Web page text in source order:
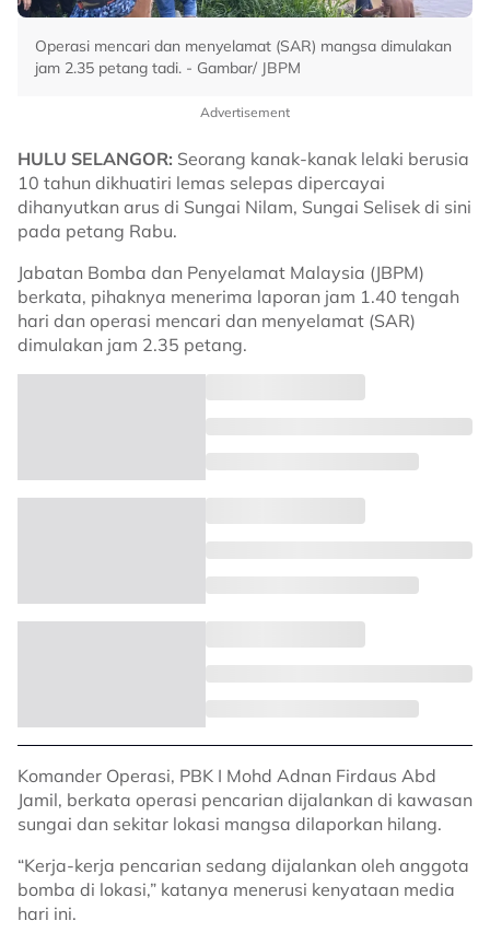
Operasi mencari dan menyelamat (SAR) mangsa dimulakan
jam 2.35 petang tadi. - Gambar/ JBPM
Advertisement
HULU SELANGOR: Seorang kanak-kanak lelaki berusia
10 tahun dikhuatiri lemas selepas dipercayai
dihanyutkan arus di Sungai Nilam, Sungai Selisek di sini
pada petang Rabu.
Jabatan Bomba dan Penyelamat Malaysia (JBPM)
berkata, pihaknya menerima laporan jam 1.40 tengah
hari dan operasi mencari dan menyelamat (SAR)
dimulakan jam 2.35 petang.
Komander Operasi, PBK I Mohd Adnan Firdaus Abd
Jamil, berkata operasi pencarian dijalankan di kawasan
sungai dan sekitar lokasi mangsa dilaporkan hilang.
“Kerja-kerja pencarian sedang dijalankan oleh anggota
bomba di lokasi,” katanya menerusi kenyataan media
hari ini.